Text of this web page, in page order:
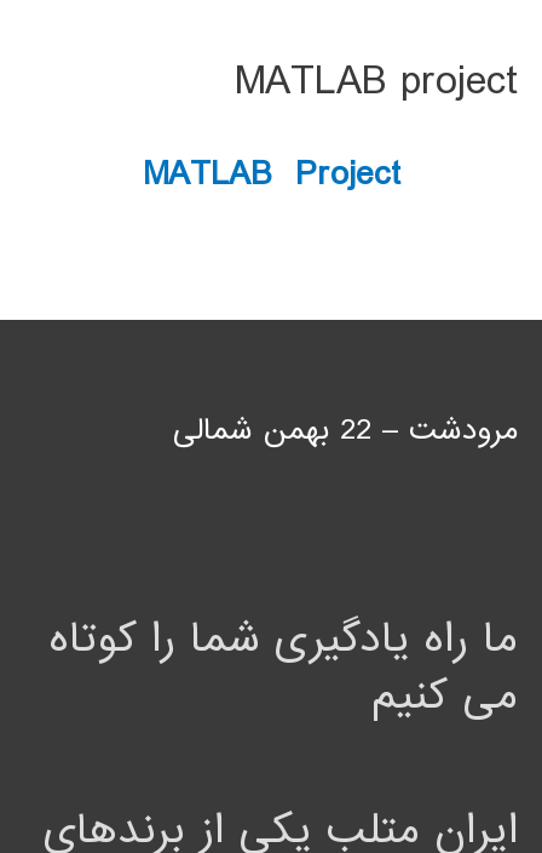
MATLAB project
MATLAB Project
مرودشت – 22 بهمن شمالی
ما راه یادگیری شما را کوتاه
می کنیم
ایران متلب یکی از برندهای